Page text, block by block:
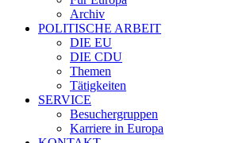
Archiv
POLITISCHE ARBEIT
DIE EU
DIE CDU
Themen
Tätigkeiten
SERVICE
Besuchergruppen
Karriere in Europa